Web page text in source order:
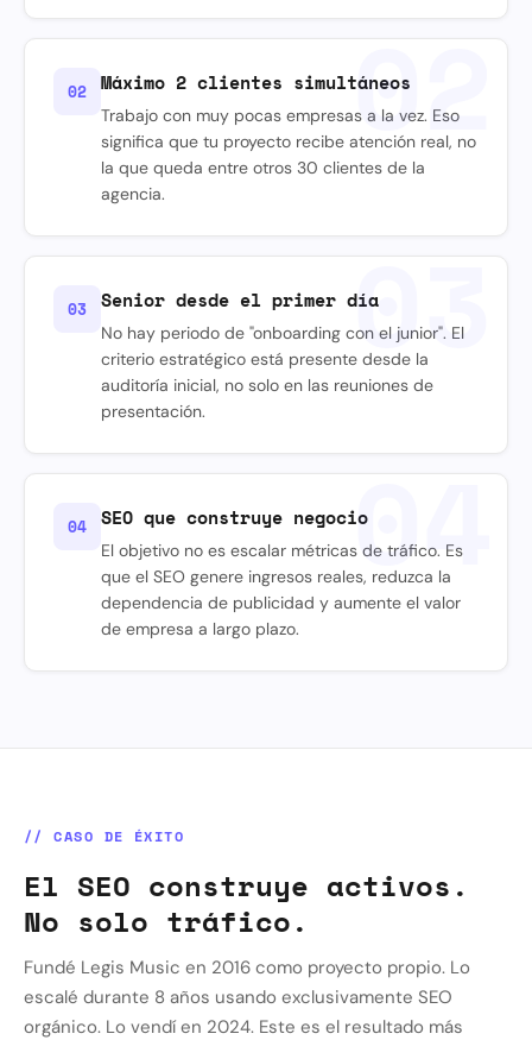
02
02 Máximo 2 clientes simultáneos
Trabajo con muy pocas empresas a la vez. Eso
significa que tu proyecto recibe atención real, no
la que queda entre otros 30 clientes de la
agencia.
03
03 Senior desde el primer día
No hay periodo de "onboarding con el junior". El
criterio estratégico está presente desde la
auditoría inicial, no solo en las reuniones de
presentación.
04
04 SEO que construye negocio
El objetivo no es escalar métricas de tráfico. Es
que el SEO genere ingresos reales, reduzca la
dependencia de publicidad y aumente el valor
de empresa a largo plazo.
// CASO DE ÉXITO
El SEO construye activos.
No solo tráfico.
Fundé Legis Music en 2016 como proyecto propio. Lo
escalé durante 8 años usando exclusivamente SEO
orgánico. Lo vendí en 2024. Este es el resultado más